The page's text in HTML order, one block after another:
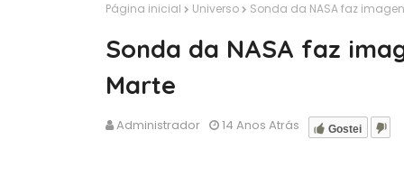
Página inicial Universo Sonda da NASA faz
Sonda da NASA faz
Marte
Administrador Gostei
14 Anos Atrás